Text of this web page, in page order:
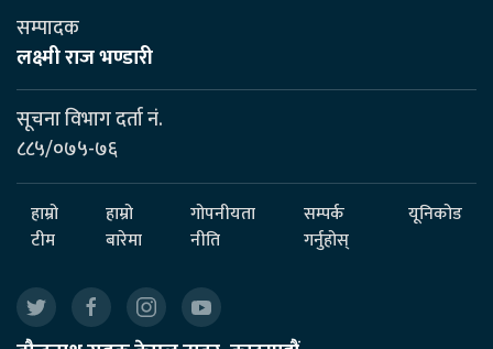
सम्पादक
लक्ष्मी राज भण्डारी
सूचना विभाग दर्ता नं.
८८५/०७५-७६
हाम्रो
टीम
हाम्रो
बारेमा
गोपनीयता
नीति
सम्पर्क
गर्नुहोस्
यूनिकोड